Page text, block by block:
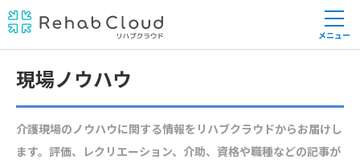
メニュー
現場ノウハウ
介護現場のノウハウに関する情報をリハブクラウドからお届けし
ます。評価、レクリエーション、介助、資格や職種などの記事が